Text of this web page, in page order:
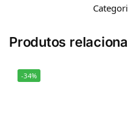
Produtos
-34%